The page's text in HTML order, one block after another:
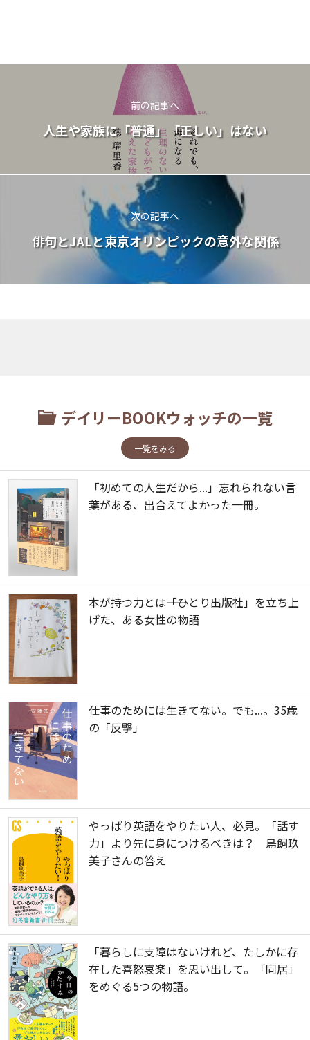
前の記事へ
人生や家族に「普通」「正しい」はない
次の記事へ
俳句とJALと東京オリンピックの意外な関係
デイリーBOOKウォッチの一覧
一覧をみる
「初めての人生だから...」忘れられない言
葉がある、出合えてよかった一冊。
本が持つ力とは――「ひとり出版社」を立ち上
げた、ある女性の物語
仕事のためには生きてない。でも...。35歳
の「反撃」
やっぱり英語をやりたい人、必見。「話す
力」より先に身につけるべきは？ 鳥飼玖
美子さんの答え
「暮らしに支障はないけれど、たしかに存
在した喜怒哀楽」を思い出して。「同居」
をめぐる5つの物語。